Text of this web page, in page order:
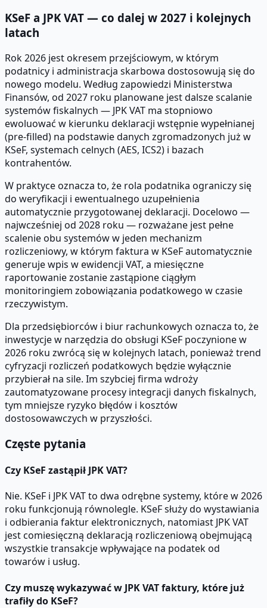
KSeF a JPK VAT — co dalej w 2027 i kolejnych
latach
Rok 2026 jest okresem przejściowym, w którym
podatnicy i administracja skarbowa dostosowują się do
nowego modelu. Według zapowiedzi Ministerstwa
Finansów, od 2027 roku planowane jest dalsze scalanie
systemów fiskalnych — JPK VAT ma stopniowo
ewoluować w kierunku deklaracji wstępnie wypełnianej
(pre-filled) na podstawie danych zgromadzonych już w
KSeF, systemach celnych (AES, ICS2) i bazach
kontrahentów.
W praktyce oznacza to, że rola podatnika ograniczy się
do weryfikacji i ewentualnego uzupełnienia
automatycznie przygotowanej deklaracji. Docelowo —
najwcześniej od 2028 roku — rozważane jest pełne
scalenie obu systemów w jeden mechanizm
rozliczeniowy, w którym faktura w KSeF automatycznie
generuje wpis w ewidencji VAT, a miesięczne
raportowanie zostanie zastąpione ciągłym
monitoringiem zobowiązania podatkowego w czasie
rzeczywistym.
Dla przedsiębiorców i biur rachunkowych oznacza to, że
inwestycje w narzędzia do obsługi KSeF poczynione w
2026 roku zwrócą się w kolejnych latach, ponieważ trend
cyfryzacji rozliczeń podatkowych będzie wyłącznie
przybierał na sile. Im szybciej firma wdroży
zautomatyzowane procesy integracji danych fiskalnych,
tym mniejsze ryzyko błędów i kosztów
dostosowawczych w przyszłości.
Częste pytania
Czy KSeF zastąpił JPK VAT?
Nie. KSeF i JPK VAT to dwa odrębne systemy, które w 2026
roku funkcjonują równolegle. KSeF służy do wystawiania
i odbierania faktur elektronicznych, natomiast JPK VAT
jest comiesięczną deklaracją rozliczeniową obejmującą
wszystkie transakcje wpływające na podatek od
towarów i usług.
Czy muszę wykazywać w JPK VAT faktury, które już
trafiły do KSeF?